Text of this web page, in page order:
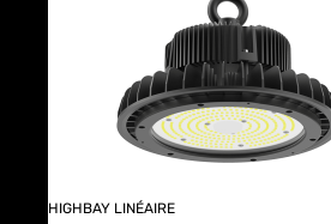
HIGHBAY LINÉAIRE